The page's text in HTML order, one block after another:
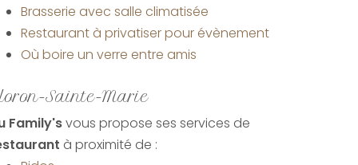
Brasserie avec salle climatisée
Restaurant à privatiser pour évènement
Où boire un verre entre amis
Sainte-Marie
Family'svous propose ses services de
à proximité de :